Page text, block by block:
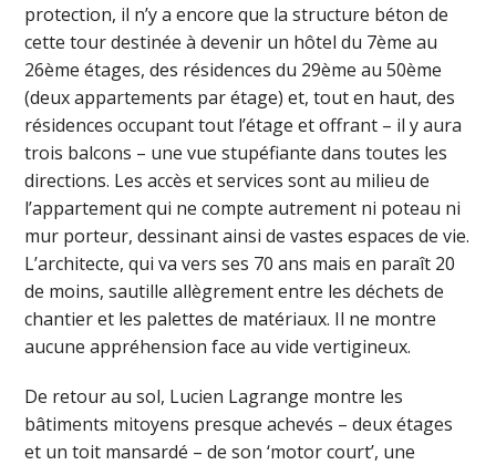
protection, il n’y a encore que la structure béton de
cette tour destinée à devenir un hôtel du 7ème au
26ème étages, des résidences du 29ème au 50ème
(deux appartements par étage) et, tout en haut, des
résidences occupant tout l’étage et offrant – il y aura
trois balcons – une vue stupéfiante dans toutes les
directions. Les accès et services sont au milieu de
l’appartement qui ne compte autrement ni poteau ni
mur porteur, dessinant ainsi de vastes espaces de vie.
L’architecte, qui va vers ses 70 ans mais en paraît 20
de moins, sautille allègrement entre les déchets de
chantier et les palettes de matériaux. Il ne montre
aucune appréhension face au vide vertigineux.
De retour au sol, Lucien Lagrange montre les
bâtiments mitoyens presque achevés – deux étages
et un toit mansardé – de son ‘motor court’, une